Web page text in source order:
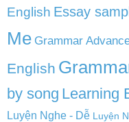
English Essay
Me Grammar
English
by song Learning
Luyện Nghe - Dễ Luyện